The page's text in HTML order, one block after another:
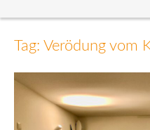
Inhalt
Tag: Verödung vom